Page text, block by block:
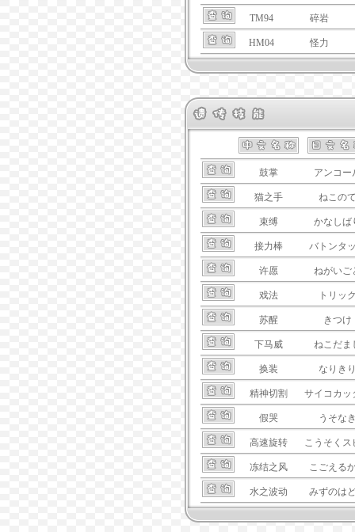
TM94 碎岩
HM04 怪力
鼓掌 アンコー
猫之手 ねこの
束缚 かなしば
接力棒 バトンタ
许愿 ねがいご
戏法 トリッ
苏醒 きつけ
下马威 ねこだま
换装 なりき
精神切割 サイコカッ
假哭 うそな
高速旋转 こうそくス
冻结之风 こごえる
水之波动 みずのは